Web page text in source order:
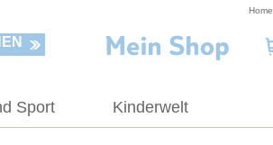
Home
Sport Kinderwelt